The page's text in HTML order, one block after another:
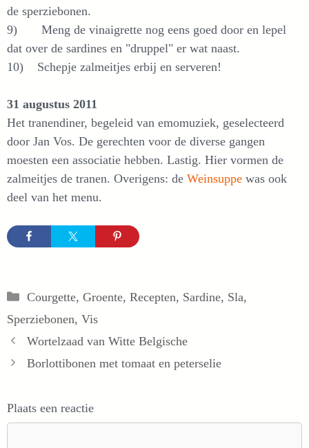
de sperziebonen.
9) Meng de vinaigrette nog eens goed door en lepel
dat over de sardines en "druppel" er wat naast.
10) Schepje zalmeitjes erbij en serveren!
31 augustus 2011
Het tranendiner, begeleid van emomuziek, geselecteerd
door Jan Vos. De gerechten voor de diverse gangen
moesten een associatie hebben. Lastig. Hier vormen de
zalmeitjes de tranen. Overigens: de Weinsuppe was ook
deel van het menu.
Categorieën
Courgette, Groente, Recepten, Sardine, Sla,
Sperziebonen, Vis
Wortelzaad van Witte Belgische
Borlottibonen met tomaat en peterselie
Plaats een reactie